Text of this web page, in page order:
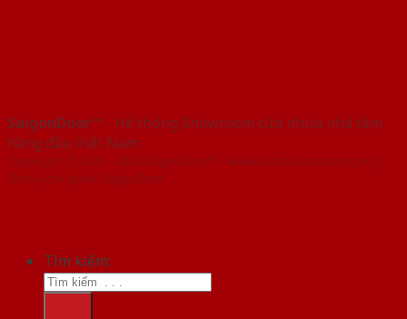
SaigonDoor™ - Hệ thống Showroom cửa nhựa nhà tắm
hàng đầu Việt Nam
Copyright ⓒ 2016 – 2026 SaigonDoor™ - www.cuanhuanhatam.com |
Đơn vị chủ quản SaigonDoor
Tìm kiếm: